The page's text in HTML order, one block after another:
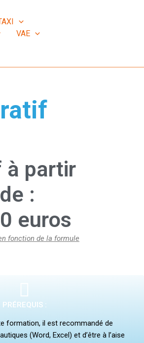
VAE
à partir
de :
euros
fonction de la formule
PRÉREQUIS :
formation, il est recommandé de
(Word, Excel) et d’être à l’aise